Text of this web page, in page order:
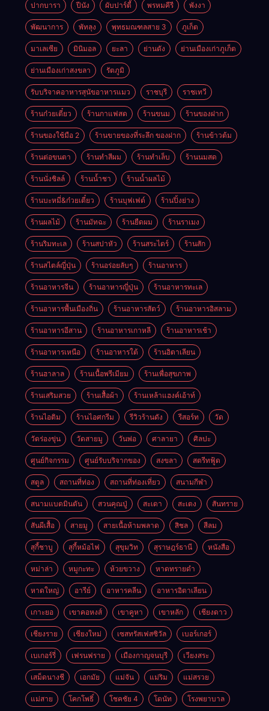
ปากบารา ปีนัง ผับปาร์ตี้ พรหมคีรี พังงา
พัฒนาการ พัทลุง พุทธมณฑลสาย 3 ภูเก็ต
มาเลเซีย มินิมอล ยะลา ย่านดัง ย่านเมืองเก่าภูเก็ต
ย่านเมืองเก่าสงขลา รัตภูมิ
รับบริจาคอาหารสุนัขอาหารแมว ราชบุรี ราชเทวี
ร้านก๋วยเตี๋ยว ร้านกาแฟสด ร้านขนม ร้านของฝาก
ร้านของใช้มือ 2 ร้านขายของที่ระลึก ของฝาก ร้านข้าวต้ม
ร้านต่อขนตา ร้านทำสีผม ร้านทำเล็บ ร้านนมสด
ร้านนั่งชิลล์ ร้านน้ำชา ร้านน้ำผลไม้
ร้านบะหมี่&ก๋วยเตี๋ยว ร้านบุฟเฟต์ ร้านปิ้งย่าง
ร้านผลไม้ ร้านมัทฉะ ร้านยืดผม ร้านราเมง
ร้านริมทะเล ร้านสปาหัว ร้านสระไดร์ ร้านสัก
ร้านสไตล์ญี่ปุ่น ร้านอร่อยลับๆ ร้านอาหาร
ร้านอาหารจีน ร้านอาหารญี่ปุ่น ร้านอาหารทะเล
ร้านอาหารพื้นเมืองถิ่น ร้านอาหารสัตว์ ร้านอาหารอิสลาม
ร้านอาหารอีสาน ร้านอาหารเกาหลี ร้านอาหารเช้า
ร้านอาหารเหนือ ร้านอาหารใต้ ร้านอิตาเลียน
ร้านฮาลาล ร้านเนื้อพรีเมียม ร้านเพื่อสุขภาพ
ร้านเสริมสวย ร้านเสื้อผ้า ร้านเหล้าแฮงค์เอ้าท์
ร้านไอติม ร้านไอศกรีม รีวิวร้านดัง รีสอร์ท วัด
วัดร่องขุ่น วัดสายมู วันพ่อ ศาลายา ศิลปะ
ศูนย์กิจกรรม ศูนย์รับบริจากของ สงขลา สตรีทฟู้ด
สตูล สถานที่ท่อง สถานที่ท่องเที่ยว สนามกีฬา
สนามแบดมินตัน สวนคุณปู่ สะเดา สะเตง สันทราย
สันผีเสื้อ สายมู สายเนื้อห้ามพลาด สิชล สีลม
สุกี้ชาบู สุกี้หม้อไฟ สุขุมวิท สุราษฎร์ธานี หนังสือ
หม่าล่า หมูกะทะ ห้วยขวาง หาดทรายดำ
หาดใหญ่ อารีย์ อาหารคลีน อาหารอิตาเลียน
เกาะยอ เขาคอหงส์ เขาคูหา เขาหลัก เชียงดาว
เชียงราย เชียงใหม่ เซสทรัสเฟสซิวัล เบอร์เกอร์
เบเกอร์รี่ เฟรนฟราย เมืองกาญจนบุรี เวียงสระ
เสม็ดนางชี เอกมัย แม่จัน แม่ริม แม่สรวย
แม่สาย โคกโพธิ์ โชคชัย 4 โดนัท โรงพยาบาล